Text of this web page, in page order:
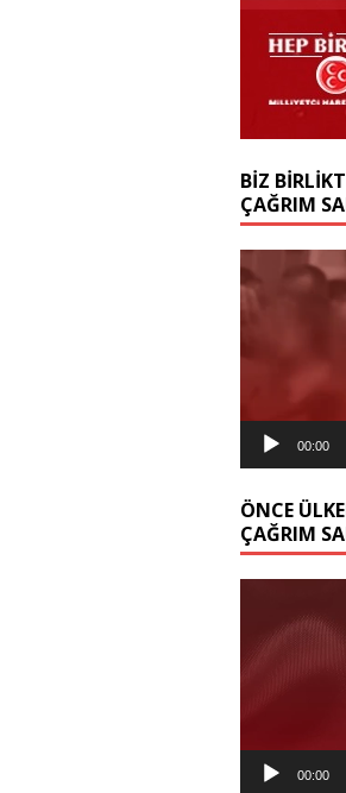
BIZ
ÇAĞRIM
Video
oynatıcı
00:00
ÖNCE
ÇAĞRIM
oynatıcı
00:00